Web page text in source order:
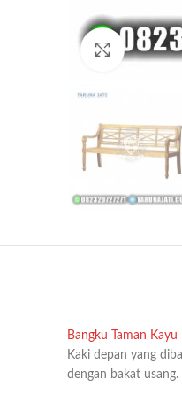
Click to
Bangku Taman
Kaki depan yang
dengan bakat usang.